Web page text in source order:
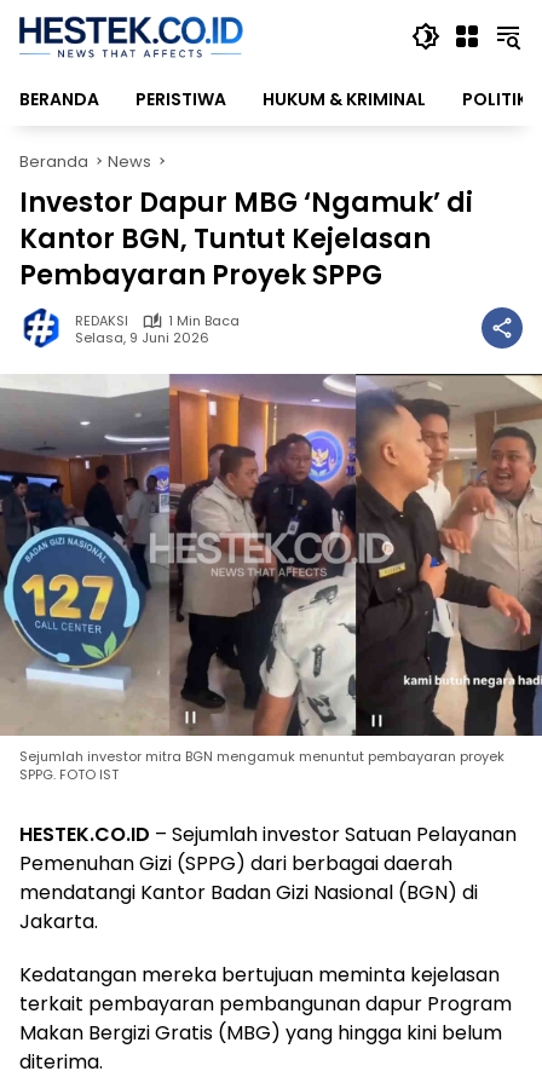
Langsung
konten
BERANDA
PERISTIWA HUKUM & KRIMINAL POLITIK
Beranda News
Investor Dapur MBG ‘Ngamuk’ di
Kantor BGN, Tuntut Kejelasan
Pembayaran Proyek SPPG
REDAKSI
1 Min Baca
Selasa, 9 Juni 2026
Sejumlah investor mitra BGN mengamuk menuntut pembayaran proyek
SPPG. FOTO IST
HESTEK.CO.ID – Sejumlah investor Satuan Pelayanan
Pemenuhan Gizi (SPPG) dari berbagai daerah
mendatangi Kantor Badan Gizi Nasional (BGN) di
Jakarta.
Kedatangan mereka bertujuan meminta kejelasan
terkait pembayaran pembangunan dapur Program
Makan Bergizi Gratis (MBG) yang hingga kini belum
diterima.